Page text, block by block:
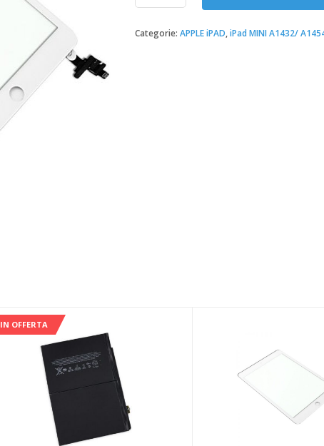
Vetro
Screen
Categorie: APPLE iPAD,iPad MINI A1432/
IN OFFERTA